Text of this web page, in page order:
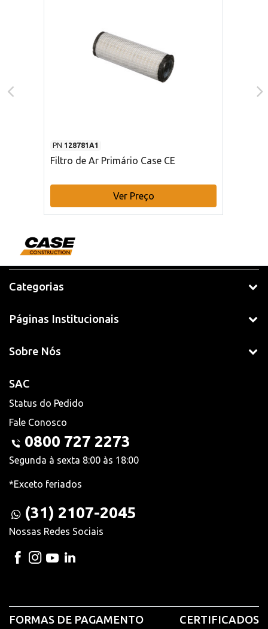
PN 128781A1
Filtro de Ar Primário Case CE
Ver Preço
Categorias
Páginas Institucionais
Sobre Nós
SAC
Status do Pedido
Fale Conosco
0800 727 2273
Segunda à sexta 8:00 às 18:00
*Exceto feriados
(31) 2107-2045
Nossas Redes Sociais
FORMAS DE PAGAMENTO CERTIFICADOS